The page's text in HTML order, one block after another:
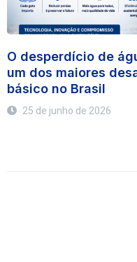
O desperdício de
um dos maiores
básico no Brasil
25 de junho de 2026